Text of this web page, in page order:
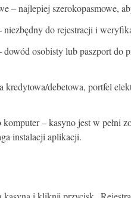
– najlepiej szerokopasmowe,
do rejestracji i
dowód osobisty lub paszport do
kredytowa/debetowa, portfel
– kasyno jest w pełni
instalacji aplikacji.